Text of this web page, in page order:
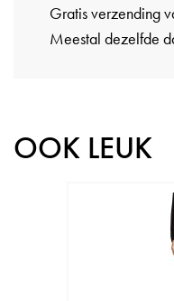
Gratis verzending
Meestal dezelfde
OOK LEUK